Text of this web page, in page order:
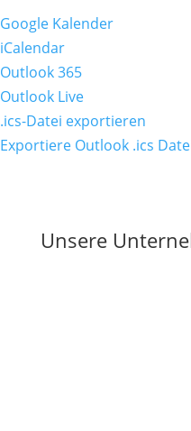
Google Kalender
iCalendar
Outlook 365
Outlook Live
.ics-Datei exportieren
Exportiere Outlook .ics
Unsere